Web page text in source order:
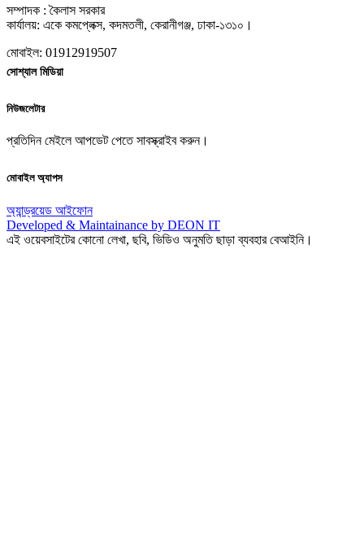
সম্পাদক : কৈলাস সরকার
কার্যালয়: একে কমপ্লেক্স, কদমতলী, কেরানীগঞ্জ, ঢাকা-১৩১০।
মোবাইল: 01912919507
সোশ্যাল মিডিয়া
নিউজলেটার
প্রতিদিন মেইলে আপডেট পেতে সাবস্ক্রাইব করুন।
মোবাইল অ্যাপস
অ্যান্ড্রয়েড আইফোন
Developed & Maintainance by DEON IT
এই ওয়েবসাইটের কোনো লেখা, ছবি, ভিডিও অনুমতি ছাড়া ব্যবহার বেআইনি।